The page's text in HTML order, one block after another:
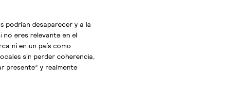
podrían desaparecer y a la
no eres relevante en el
ni en un país como
sin perder coherencia,
presente” y realmente